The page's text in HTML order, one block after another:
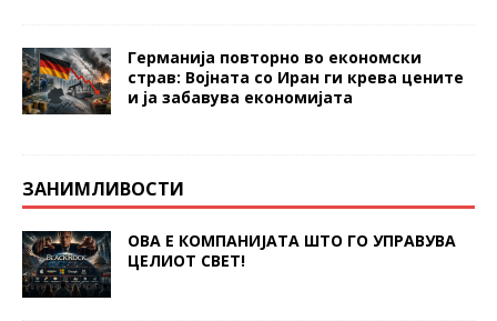
Германија повторно во економски
страв: Војната со Иран ги крева цените
и ја забавува економијата
ЗАНИМЛИВОСТИ
ОВА Е КОМПАНИЈАТА ШТО ГО УПРАВУВА
ЦЕЛИОТ СВЕТ!